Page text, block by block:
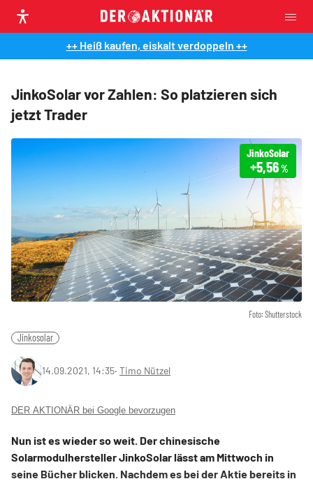
++ Heiß kaufen, eiskalt verdoppeln ++
JinkoSolar vor Zahlen: So platzieren sich
jetzt Trader
Foto: Shutterstock
JinkoSolar
+5,56%
Jinkosolar
14.09.2021, 14:35‧ Timo Nützel
DER AKTIONÄR bei Google bevorzugen
Nun ist es wieder so weit. Der chinesische
Solarmodulhersteller JinkoSolar lässt am Mittwoch in
seine Bücher blicken. Nachdem es bei der Aktie bereits in